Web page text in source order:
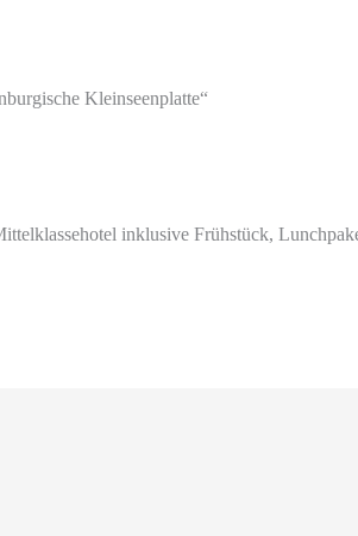
Kleinseenplatte“
inklusive Frühstück,